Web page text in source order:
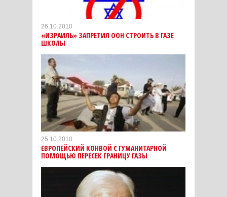
26.10.2010
«ИЗРАИЛЬ» ЗАПРЕТИЛ ООН СТРОИТЬ В ГАЗЕ
ШКОЛЫ
25.10.2010
ЕВРОПЕЙСКИЙ КОНВОЙ С ГУМАНИТАРНОЙ
ПОМОЩЬЮ ПЕРЕСЕК ГРАНИЦУ ГАЗЫ